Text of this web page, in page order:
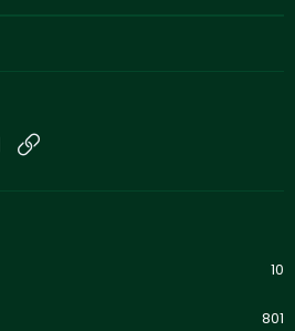
E-Mail
10
801